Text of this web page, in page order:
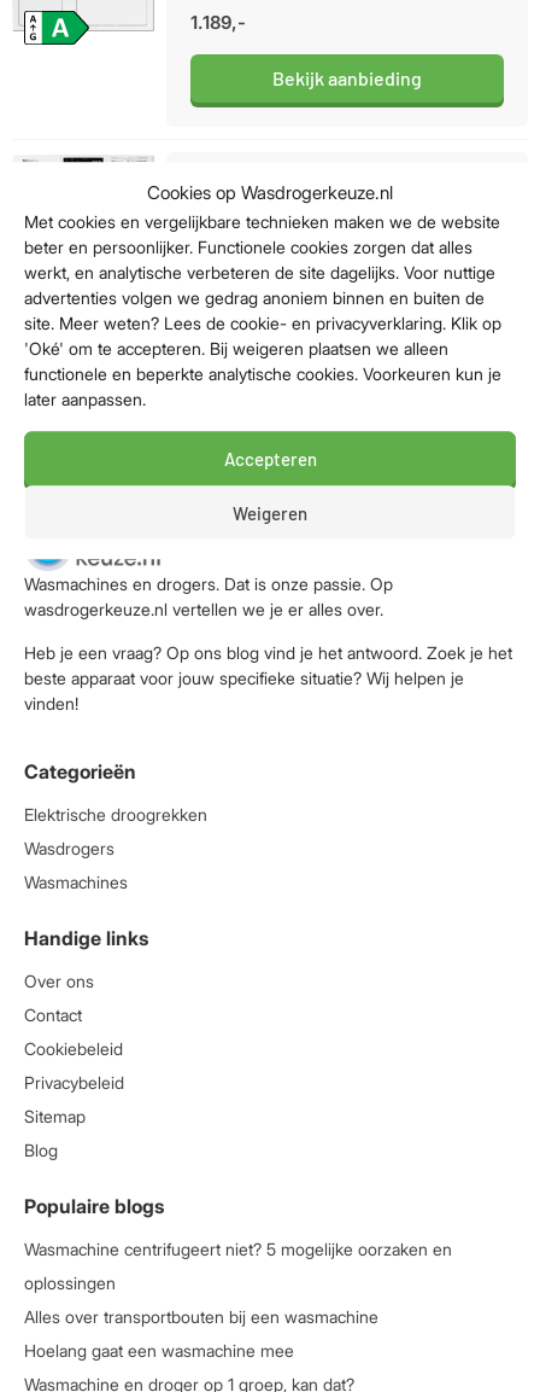
Cookies op Wasdrogerkeuze.nl
Met cookies en vergelijkbare technieken maken we de website
beter en persoonlijker. Functionele cookies zorgen dat alles
werkt, en analytische verbeteren de site dagelijks. Voor nuttige
advertenties volgen we gedrag anoniem binnen en buiten de
site. Meer weten? Lees de cookie- en privacyverklaring. Klik op
'Oké' om te accepteren. Bij weigeren plaatsen we alleen
functionele en beperkte analytische cookies. Voorkeuren kun je
later aanpassen.
Accepteren
Weigeren
1.189,-
Bekijk aanbieding
Miele WSK 363 WCS PowerWash XXL
Energieklasse A / Laadvermogen: 10kg /
Geluidsniveau centrifugeren 71dB /
Waskwaliteit: Middenklasse
1.439,-
Wasmachines en drogers. Dat is onze passie. Op
wasdrogerkeuze.nl vertellen we je er alles over.
Heb je een vraag? Op ons blog vind je het antwoord. Zoek je het
beste apparaat voor jouw specifieke situatie? Wij helpen je
vinden!
Categorieën
Elektrische droogrekken
Wasdrogers
Wasmachines
Handige links
Over ons
Contact
Cookiebeleid
Privacybeleid
Sitemap
Blog
Populaire blogs
Wasmachine centrifugeert niet? 5 mogelijke oorzaken en
oplossingen
Alles over transportbouten bij een wasmachine
Hoelang gaat een wasmachine mee
Wasmachine en droger op 1 groep, kan dat?